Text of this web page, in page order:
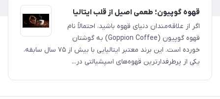
قهوه گوپیون؛ طعمی اصیل از قلب ایتالیا
اگر از علاقه‌مندان دنیای قهوه باشید، احتمالاً نام
قهوه گوپیون (Goppion Coffee) به گوشتان
خورده است. این برند معتبر ایتالیایی با بیش از ۷۵ سال سابقه،
یکی از پرطرفدارترین قهوه‌های اسپشیالتی در...